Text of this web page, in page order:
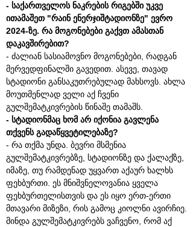
- საქართველოს ნაკრების რიგებში უკვე
ითამაშეთ "რაინ ენერჯიშტადიონზე" ევრო
2024-ზე. რა მოგონებები გაქვთ ამასთან
დაკავშირებით?
- ძალიან სასიამოვნო მოგონებები, რადგან
მერვედფინალში გავედით. ასევე, თავად
სტადიონი განსაკუთრებულად მახსოვს. ახლა
მოუთმენლად ველი აქ ჩვენი
გულშემატკივრების წინაშე თამაშს.
- სტადიონმაც ხომ არ იქონია გავლენა
თქვენს გადაწყვეტილებაზე?
- რა თქმა უნდა. ბევრი მსმენია
გულშემატკივრებზე, სტადიონზე და ქალაქზე,
იმაზე, თუ რამდენად უყვართ აქაურ ხალხს
ფეხბურთი. ეს მნიშვნელოვანია ყველა
ფეხბურთელისთვის და ეს იყო ერთ-ერთი
მთავარი მიზეზი, რის გამოც კიოლნი ავირჩიე.
მინდა გულშემატკივრებს ვაჩვენო, რომ აქ